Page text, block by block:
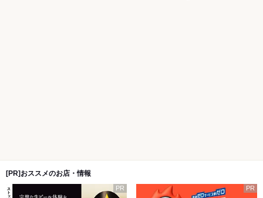
[PR]おススメのお店・情報
PR PR